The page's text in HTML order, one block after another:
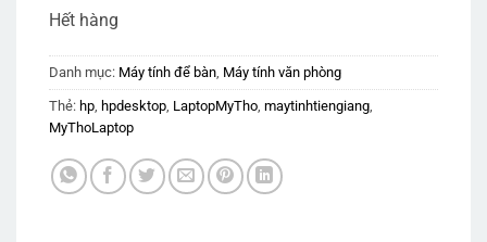
Hết hàng
Danh mục: Máy tính để bàn, Máy tính văn phòng
Thẻ: hp, hpdesktop, LaptopMyTho, maytinhtiengiang,
MyThoLaptop